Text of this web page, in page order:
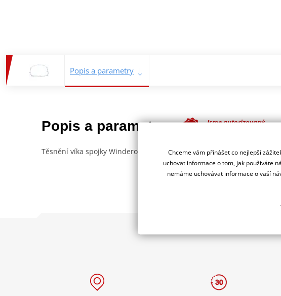
Popis a parametry
Popis a parametry
Jsme autorizovaný
Těsnění víka spojky Winderosa zajišťuje spolehlivé utěsnění a
Chceme vám přinášet co nejlepší
uchovat informace o tom, jak používáte
nemáme uchovávat informace o vaší